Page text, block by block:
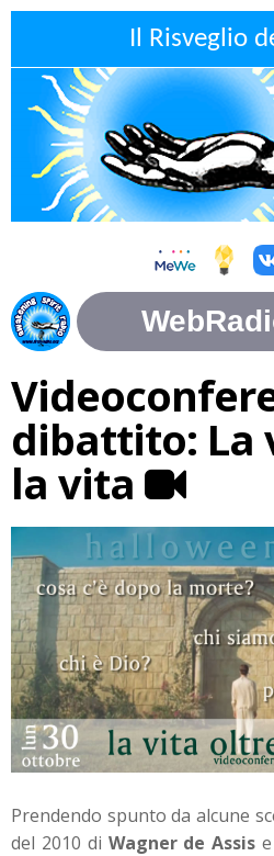
Il Risveglio
dibattito: La
la vita
Prendendo spunto da alcune
del 2010 di Wagner de Assis